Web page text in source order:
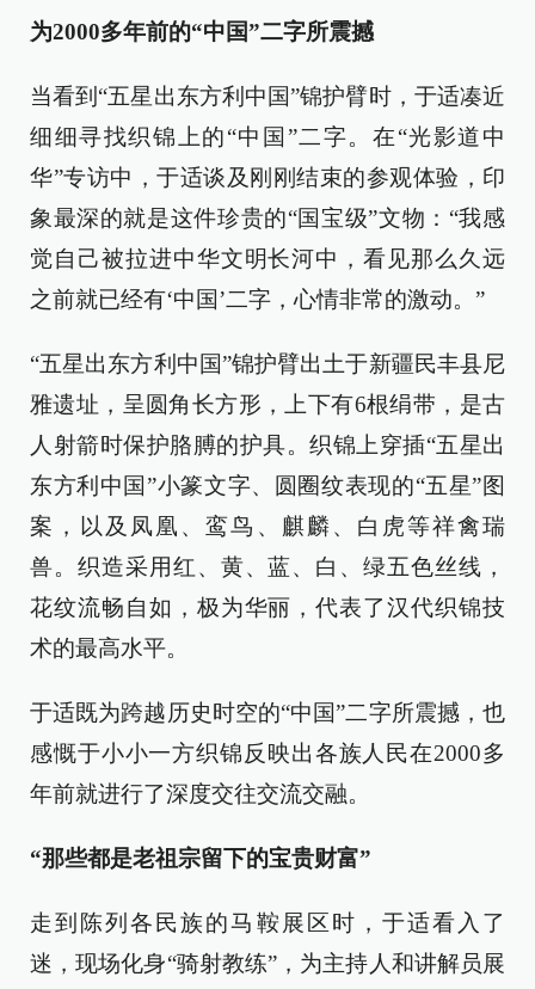
为2000多年前的“中国”二字所震撼
当看到“五星出东方利中国”锦护臂时，于适凑近
细细寻找织锦上的“中国”二字。在“光影道中
华”专访中，于适谈及刚刚结束的参观体验，印
象最深的就是这件珍贵的“国宝级”文物：“我感
觉自己被拉进中华文明长河中，看见那么久远
之前就已经有‘中国’二字，心情非常的激动。”
“五星出东方利中国”锦护臂出土于新疆民丰县尼
雅遗址，呈圆角长方形，上下有6根绢带，是古
人射箭时保护胳膊的护具。织锦上穿插“五星出
东方利中国”小篆文字、圆圈纹表现的“五星”图
案，以及凤凰、鸾鸟、麒麟、白虎等祥禽瑞
兽。织造采用红、黄、蓝、白、绿五色丝线，
花纹流畅自如，极为华丽，代表了汉代织锦技
术的最高水平。
于适既为跨越历史时空的“中国”二字所震撼，也
感慨于小小一方织锦反映出各族人民在2000多
年前就进行了深度交往交流交融。
“那些都是老祖宗留下的宝贵财富”
走到陈列各民族的马鞍展区时，于适看入了
迷，现场化身“骑射教练”，为主持人和讲解员展